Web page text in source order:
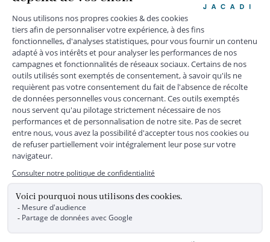
CGU
DONNÉES PERSONNELLES
Livraison express gratuite en point relais dès 59 € et à domicile dès 150
€ vers la France Métropolitaine
Les données collectées par la société JACADI, responsable
du traitement, sont nécessaires à l'envoi de newsletters, à la
création de compte, pour le traitement, le suivi et la livraison
de votre commande, ainsi que pour le suivi de votre
adhésion au programme fidélité. Conformément au
protection des données personnelles, vous bénéficiez d'un
droit d'accès, d'édiction des directives anticipées, de
rectification, d'opposition, d'effacement, de portabilité ou de